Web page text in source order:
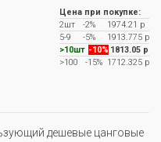
Цена при покупке:
2шт
-2%
1974.21 р
5-9
-5%
1913.775 р
>10шт -10% 1813.05 р
>100
-15% 1712.325 р
дешевые цанговые